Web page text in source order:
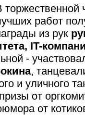
торжественной
работ
из рук
IT-
-
,
и уличного
от
от